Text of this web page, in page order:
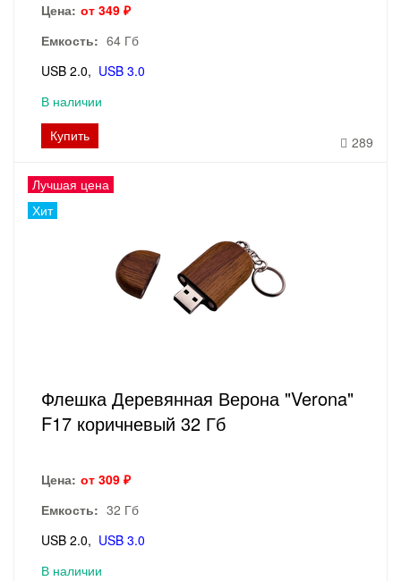
Цена: от 349 ₽
Емкость: 64 Гб
USB 2.0
USB 3.0
В наличии
Купить
289
Лучшая цена
Хит
Флешка Деревянная Верона "Verona"
F17 коричневый 32 Гб
Цена: от 309 ₽
Емкость: 32 Гб
USB 2.0
USB 3.0
В наличии